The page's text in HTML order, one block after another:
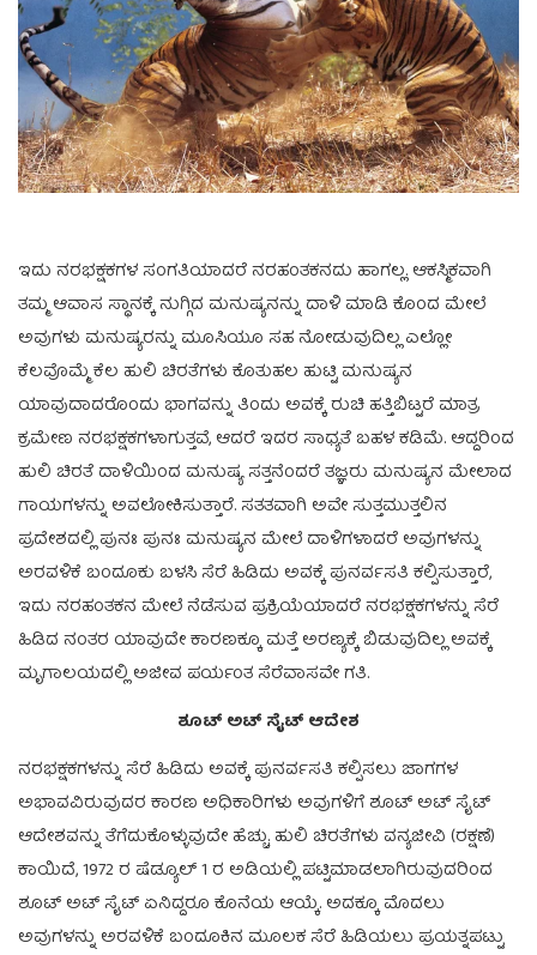
ಇದು ನರಭಕ್ಷಕಗಳ ಸಂಗತಿಯಾದರೆ ನರಹಂತಕನದು ಹಾಗಲ್ಲ. ಆಕಸ್ಮಿಕವಾಗಿ
ತಮ್ಮ ಆವಾಸ ಸ್ಥಾನಕ್ಕೆ ನುಗ್ಗಿದ ಮನುಷ್ಯನನ್ನು ದಾಳಿ ಮಾಡಿ ಕೊಂದ ಮೇಲೆ
ಅವುಗಳು ಮನುಷ್ಯರನ್ನು ಮೂಸಿಯೂ ಸಹ ನೋಡುವುದಿಲ್ಲ ಎಲ್ಲೋ
ಕೆಲವೊಮ್ಮೆ ಕೆಲ ಹುಲಿ ಚಿರತೆಗಳು ಕೊತುಹಲ ಹುಟ್ಟಿ ಮನುಷ್ಯನ
ಯಾವುದಾದರೊಂದು ಭಾಗವನ್ನು ತಿಂದು ಅವಕ್ಕೆ ರುಚಿ ಹತ್ತಿಬಿಟ್ಟರೆ ಮಾತ್ರ
ಕ್ರಮೇಣ ನರಭಕ್ಷಕಗಳಾಗುತ್ತವೆ, ಆದರೆ ಇದರ ಸಾಧ್ಯತೆ ಬಹಳ ಕಡಿಮೆ. ಆದ್ದರಿಂದ
ಹುಲಿ ಚಿರತೆ ದಾಳಿಯಿಂದ ಮನುಷ್ಯ ಸತ್ತನೆಂದರೆ ತಜ್ಞರು ಮನುಷ್ಯನ ಮೇಲಾದ
ಗಾಯಗಳನ್ನು ಅವಲೋಕಿಸುತ್ತಾರೆ. ಸತತವಾಗಿ ಅವೇ ಸುತ್ತಮುತ್ತಲಿನ
ಪ್ರದೇಶದಲ್ಲಿ ಪುನಃ ಪುನಃ ಮನುಷ್ಯನ ಮೇಲೆ ದಾಳಿಗಳಾದರೆ ಅವುಗಳನ್ನು
ಅರವಳಿಕೆ ಬಂದೂಕು ಬಳಸಿ ಸೆರೆ ಹಿಡಿದು ಅವಕ್ಕೆ ಪುನರ್ವಸತಿ ಕಲ್ಪಿಸುತ್ತಾರೆ,
ಇದು ನರಹಂತಕನ ಮೇಲೆ ನೆಡೆಸುವ ಪ್ರಕ್ರಿಯೆಯಾದರೆ ನರಭಕ್ಷಕಗಳನ್ನು ಸೆರೆ
ಹಿಡಿದ ನಂತರ ಯಾವುದೇ ಕಾರಣಕ್ಕೂ ಮತ್ತೆ ಅರಣ್ಯಕ್ಕೆ ಬಿಡುವುದಿಲ್ಲ ಅವಕ್ಕೆ
ಮೃಗಾಲಯದಲ್ಲಿ ಅಜೀವ ಪರ್ಯಂತ ಸೆರೆವಾಸವೇ ಗತಿ.
ಶೂಟ್ ಅಟ್ ಸೈಟ್ ಆದೇಶ
ನರಭಕ್ಷಕಗಳನ್ನು ಸೆರೆ ಹಿಡಿದು ಅವಕ್ಕೆ ಪುನರ್ವಸತಿ ಕಲ್ಪಿಸಲು ಜಾಗಗಳ
ಅಭಾವವಿರುವುದರ ಕಾರಣ ಅಧಿಕಾರಿಗಳು ಅವುಗಳಿಗೆ ಶೂಟ್ ಅಟ್ ಸೈಟ್
ಆದೇಶವನ್ನು ತೆಗೆದುಕೊಳ್ಳುವುದೇ ಹೆಚ್ಚು. ಹುಲಿ ಚಿರತೆಗಳು ವನ್ಯಜೀವಿ (ರಕ್ಷಣೆ)
ಕಾಯಿದೆ, 1972 ರ ಷೆಡ್ಯೂಲ್ 1 ರ ಅಡಿಯಲ್ಲಿ ಪಟ್ಟಿಮಾಡಲಾಗಿರುವುದರಿಂದ
ಶೂಟ್ ಅಟ್ ಸೈಟ್ ಏನಿದ್ದರೂ ಕೊನೆಯ ಆಯ್ಕೆ. ಅದಕ್ಕೂ ಮೊದಲು
ಅವುಗಳನ್ನು ಅರವಳಿಕೆ ಬಂದೂಕಿನ ಮೂಲಕ ಸೆರೆ ಹಿಡಿಯಲು ಪ್ರಯತ್ನಪಟ್ಟು